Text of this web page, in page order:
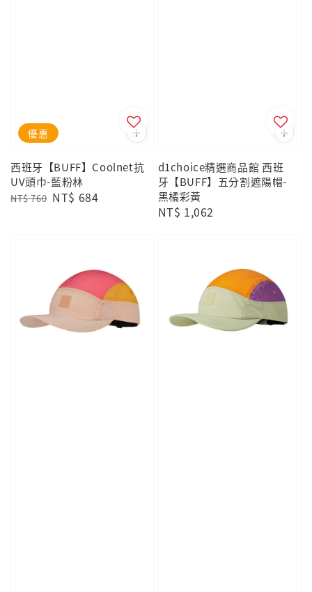
優惠
西班牙【BUFF】Coolnet抗
UV頭巾-藍粉林
Regular
NT$ 760 Sale
NT$ 684
d1choice精選商品館 西班
牙【BUFF】五分割遮陽帽-
黑橘彩黃
Regular
NT$ 1,062